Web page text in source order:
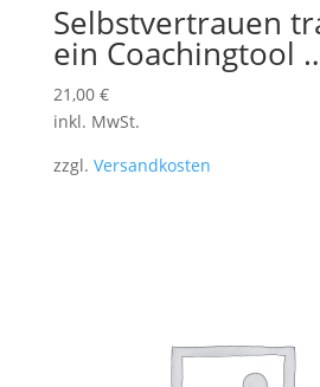
Selbstvertrauen
ein Coachingtool
21,00 €
inkl. MwSt.
zzgl. Versandkosten